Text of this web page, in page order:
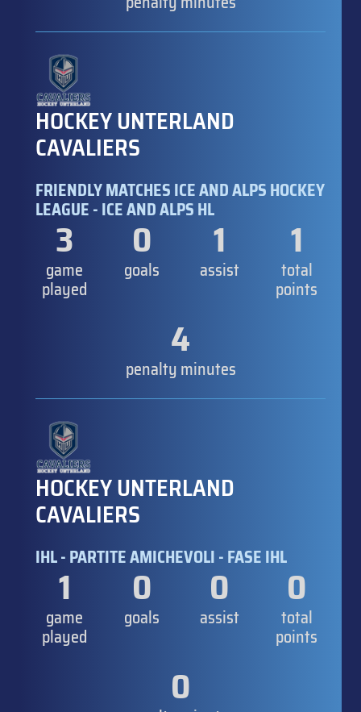
HOCKEY UNTERLAND
CAVALIERS
FRIENDLY MATCHES ICE AND ALPS HOCKEY
LEAGUE - ICE AND ALPS HL
3
game
played
0
goals
1
assist
1
total
points
4
penalty minutes
HOCKEY UNTERLAND
CAVALIERS
IHL - PARTITE AMICHEVOLI - FASE IHL
1
game
played
0
goals
0
assist
0
total
points
0